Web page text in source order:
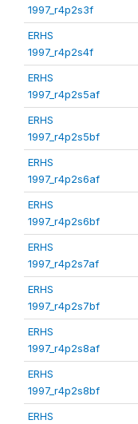
1997_r4p2s3f
ERHS
1997_r4p2s4f
ERHS
1997_r4p2s5af
ERHS
1997_r4p2s5bf
ERHS
1997_r4p2s6af
ERHS
1997_r4p2s6bf
ERHS
1997_r4p2s7af
ERHS
1997_r4p2s7bf
ERHS
1997_r4p2s8af
ERHS
1997_r4p2s8bf
ERHS